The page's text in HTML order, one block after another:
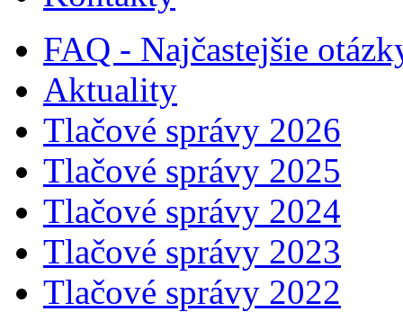
FAQ - Najčastejšie
Aktuality
Tlačové správy 2026
Tlačové správy 2025
Tlačové správy 2024
Tlačové správy 2023
Tlačové správy 2022